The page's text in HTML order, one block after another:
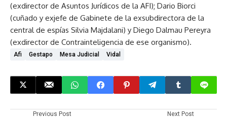
(exdirector de Asuntos Jurídicos de la AFI); Dario Biorci
(cuñado y exjefe de Gabinete de la exsubdirectora de la
central de espías Silvia Majdalani) y Diego Dalmau Pereyra
(exdirector de Contrainteligencia de ese organismo).
Afi Gestapo Mesa Judicial Vidal
Previous Post Next Post